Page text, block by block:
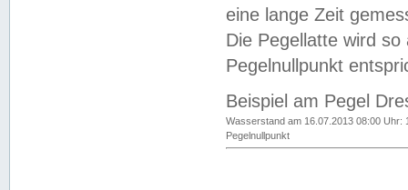
eine lange Zeit
Die Pegellatte wird
Pegelnullpunkt
Beispiel am Pegel
Wasserstand am 16.07.2013 08:00 Uhr:
Pegelnullpunkt